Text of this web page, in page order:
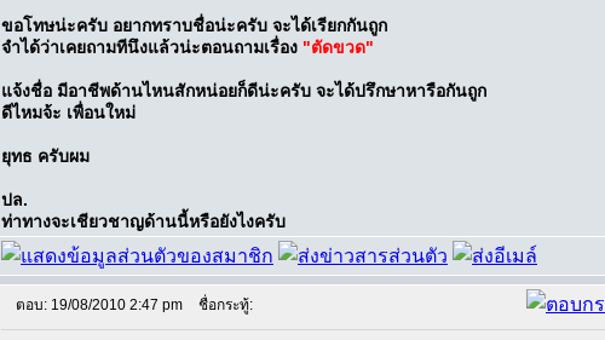
ขอโทษน่ะครับ อยากทราบชื่อน่ะครับ จะได้เรียกกันถูก
จำได้ว่าเคยถามทีนึงแล้วน่ะตอนถามเรื่อง "ตัดขวด"
แจ้งชื่อ มีอาชีพด้านไหนสักหน่อยก็ดีน่ะครับ จะได้ปรึกษาหารือกันถูก
ดีไหมจ้ะ เพื่อนใหม่
ยุทธ ครับผม
ปล.
ท่าทางจะเชียวชาญด้านนี้หรือยังไงครับ
ตอบ: 19/08/2010 2:47 pm ชื่อกระทู้: